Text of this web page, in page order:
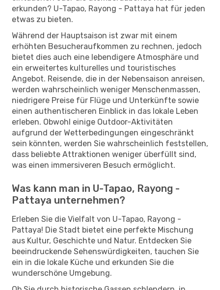
erkunden? U-Tapao, Rayong - Pattaya hat für jeden
etwas zu bieten.
Während der Hauptsaison ist zwar mit einem
erhöhten Besucheraufkommen zu rechnen, jedoch
bietet dies auch eine lebendigere Atmosphäre und
ein erweitertes kulturelles und touristisches
Angebot. Reisende, die in der Nebensaison anreisen,
werden wahrscheinlich weniger Menschenmassen,
niedrigere Preise für Flüge und Unterkünfte sowie
einen authentischeren Einblick in das lokale Leben
erleben. Obwohl einige Outdoor-Aktivitäten
aufgrund der Wetterbedingungen eingeschränkt
sein könnten, werden Sie wahrscheinlich feststellen,
dass beliebte Attraktionen weniger überfüllt sind,
was einen immersiveren Besuch ermöglicht.
Was kann man in U-Tapao, Rayong -
Pattaya unternehmen?
Erleben Sie die Vielfalt von U-Tapao, Rayong -
Pattaya! Die Stadt bietet eine perfekte Mischung
aus Kultur, Geschichte und Natur. Entdecken Sie
beeindruckende Sehenswürdigkeiten, tauchen Sie
ein in die lokale Küche und erkunden Sie die
wunderschöne Umgebung.